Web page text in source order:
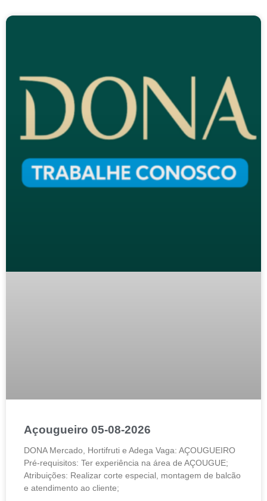
Açougueiro 05-08-2026
DONA Mercado, Hortifruti e Adega Vaga: AÇOUGUEIRO
Pré-requisitos: Ter experiência na área de AÇOUGUE;
Atribuições: Realizar corte especial, montagem de balcão
e atendimento ao cliente;